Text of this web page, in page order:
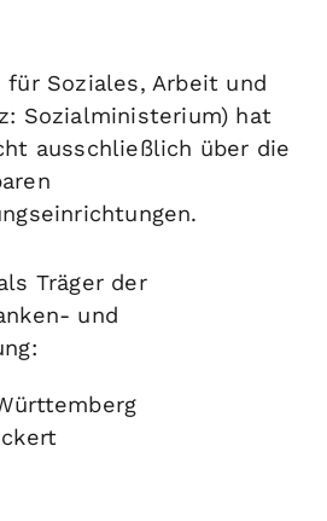
für Soziales, Arbeit und
Sozialministerium) hat
ausschließlich über die
Träger der
und